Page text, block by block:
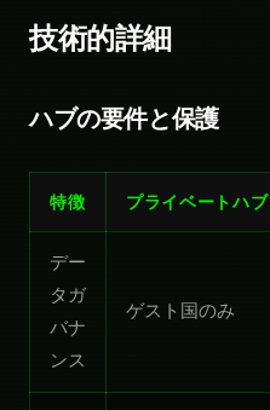
技術的詳細
ハブの要件と保護
特徴 プライベートハブ
デー
タガ
バナ
ンス
ゲスト国のみ